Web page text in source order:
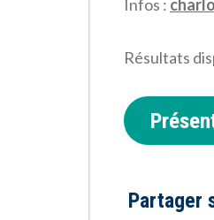
Infos :
Résultats
Partager